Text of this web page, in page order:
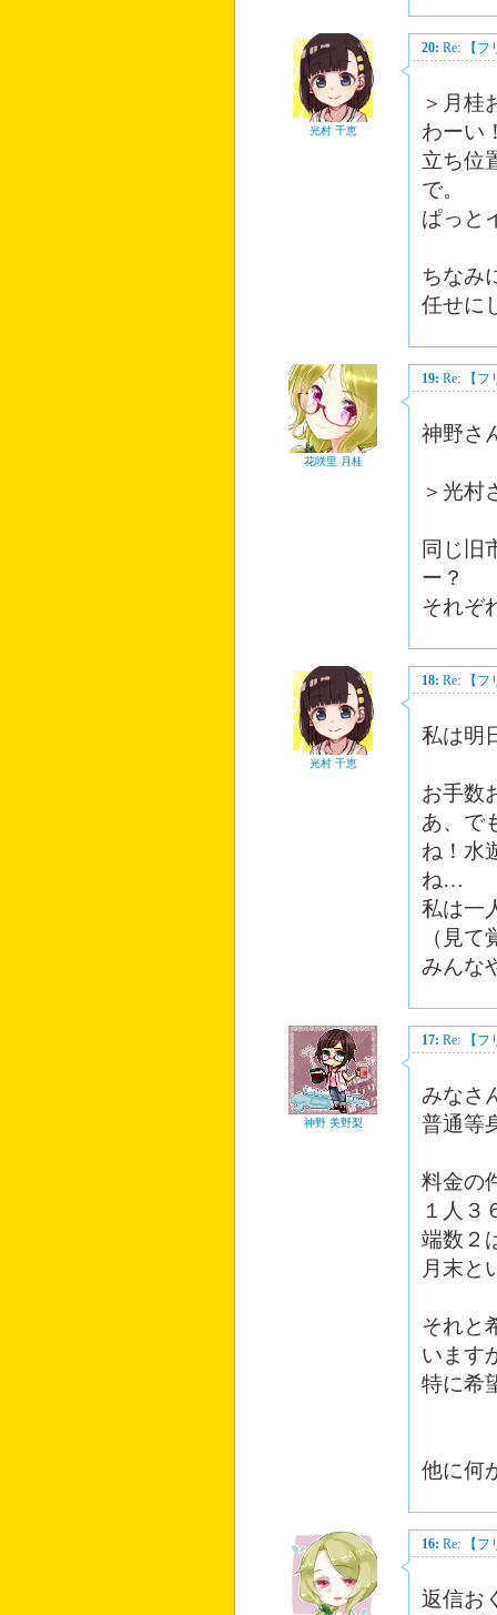
光村 千恵
20: Re: 【フ
＞月桂
わーい
立ち位
で。
ぱっと
ちなみ
任せに
花咲里 月桂
19: Re: 【フ
神野さ
＞光村
同じ旧
ー？
それぞ
光村 千恵
18: Re: 【フ
私は明
お手数
あ、で
ね！水
ね…
私は一
（見
みんな
神野 美野梨
17: Re: 【フ
みなさ
普通等
料金の
１人３
端数２
月末と
それと
います
特に希
他に何
16: Re: 【フ
返信お